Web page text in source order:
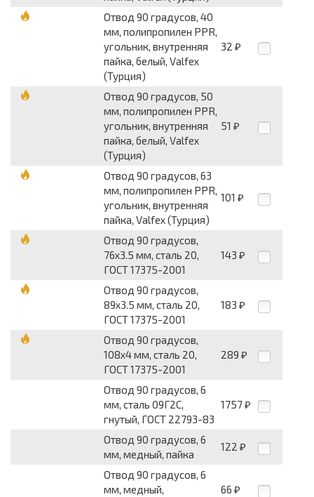
Отвод 90 градусов, 40
мм, полипропилен PPR,
угольник, внутренняя
пайка, белый, Valfex
(Турция)
32 ₽
Отвод 90 градусов, 50
мм, полипропилен PPR,
угольник, внутренняя
пайка, белый, Valfex
(Турция)
51 ₽
Отвод 90 градусов, 63
мм, полипропилен PPR,
угольник, внутренняя
пайка, Valfex (Турция)
101 ₽
Отвод 90 градусов,
76x3.5 мм, сталь 20,
ГОСТ 17375-2001
143 ₽
Отвод 90 градусов,
89x3.5 мм, сталь 20,
ГОСТ 17375-2001
183 ₽
Отвод 90 градусов,
108x4 мм, сталь 20,
ГОСТ 17375-2001
289 ₽
Отвод 90 градусов, 6
мм, сталь 09Г2С,
гнутый, ГОСТ 22793-83
1757 ₽
Отвод 90 градусов, 6
мм, медный, пайка
122 ₽
Отвод 90 градусов, 6
мм, медный,
66 ₽